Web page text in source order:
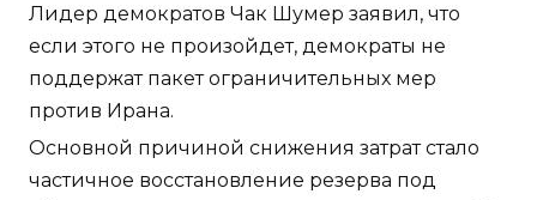
Лидер демократов Чак Шумер заявил, что
если этого не произойдет, демократы не
поддержат пакет ограничительных мер
против Ирана.
Основной причиной снижения затрат стало
частичное восстановление резерва под